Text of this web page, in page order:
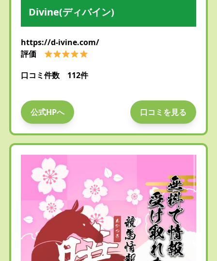
Divine(ディバイン)
https://d-ivine.com/
評価
口コミ件数 112件
公式HPへ 口コミを見る